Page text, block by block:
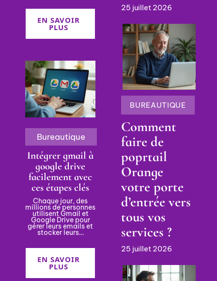
EN SAVOIR
PLUS
Bureautique
Intégrer gmail à
google drive
facilement avec
ces étapes clés
Chaque jour, des
millions de personnes
utilisent Gmail et
Google Drive pour
gérer leurs emails et
stocker leurs…
EN SAVOIR
PLUS
25 juillet 2026
BUREAUTIQUE
Comment
faire de
poprtail
Orange
votre porte
d’entrée vers
tous vos
services ?
25 juillet 2026